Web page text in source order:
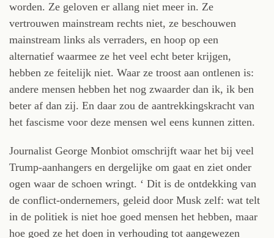
worden. Ze geloven er allang niet meer in. Ze
vertrouwen mainstream rechts niet, ze beschouwen
mainstream links als verraders, en hoop op een
alternatief waarmee ze het veel echt beter krijgen,
hebben ze feitelijk niet. Waar ze troost aan ontlenen is:
andere mensen hebben het nog zwaarder dan ik, ik ben
beter af dan zij. En daar zou de aantrekkingskracht van
het fascisme voor deze mensen wel eens kunnen zitten.
Journalist George Monbiot omschrijft waar het bij veel
Trump-aanhangers en dergelijke om gaat en ziet onder
ogen waar de schoen wringt. ‘ Dit is de ontdekking van
de conflict-ondernemers, geleid door Musk zelf: wat telt
in de politiek is niet hoe goed mensen het hebben, maar
hoe goed ze het doen in verhouding tot aangewezen